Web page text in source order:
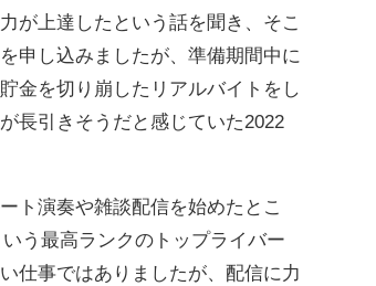
が上達したという話を聞き、そこ
申し込みましたが、準備期間中に
金を切り崩したリアルバイトをし
長引きそうだと感じていた2022
ト演奏や雑談配信を始めたとこ
う最高ランクのトップライバー
仕事ではありましたが、配信に力